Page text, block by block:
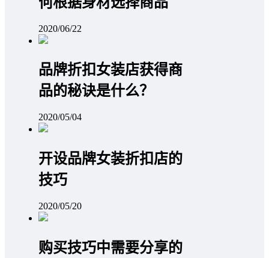
2020/06/22
品牌折扣女装店获得商
品的秘诀是什么？
2020/05/04
开设品牌女装折扣店的
技巧
2020/05/20
购买技巧中需要分享的